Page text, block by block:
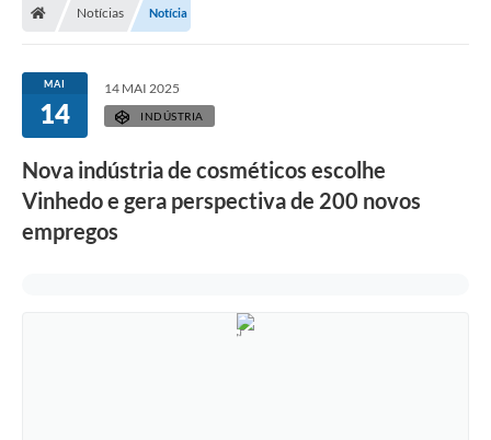
Licitações
Transparência
Concursos e Processos Seletivos
Inclusão e Acessibilidade
Notícias Notícia
MAI
14
14 MAI 2025
INDÚSTRIA
Nova indústria de cosméticos escolhe
Vinhedo e gera perspectiva de 200 novos
empregos